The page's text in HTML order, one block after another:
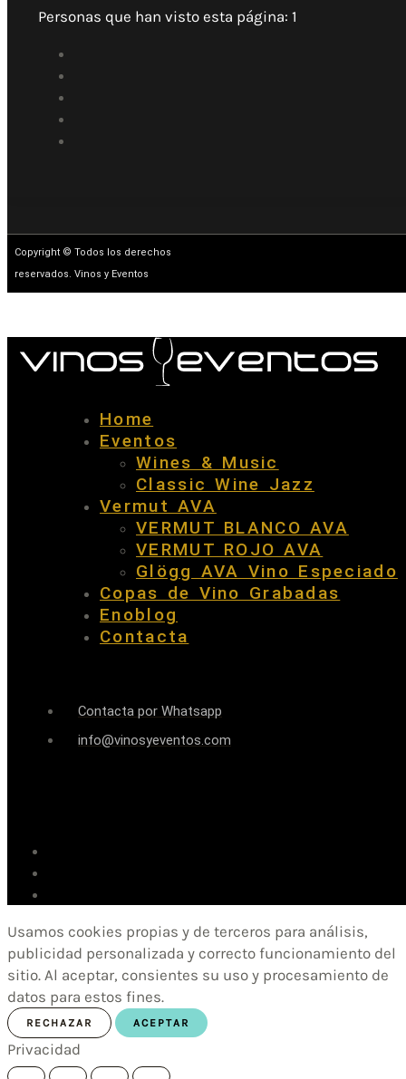
Personas que han visto esta página: 1
Copyright © Todos los derechos
reservados. Vinos y Eventos
Home
Eventos
Wines & Music
Classic Wine Jazz
Vermut AVA
VERMUT BLANCO AVA
VERMUT ROJO AVA
Glögg AVA Vino Especiado
Copas de Vino Grabadas
Enoblog
Contacta
Contacta por Whatsapp
info@vinosyeventos.com
Usamos cookies propias y de terceros para análisis,
publicidad personalizada y correcto funcionamiento del
sitio. Al aceptar, consientes su uso y procesamiento de
datos para estos fines.
RECHAZAR ACEPTAR
Privacidad